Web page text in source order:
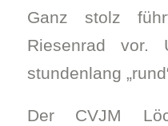
Ganz stolz
Riesenrad
stundenlang
Der CVJM